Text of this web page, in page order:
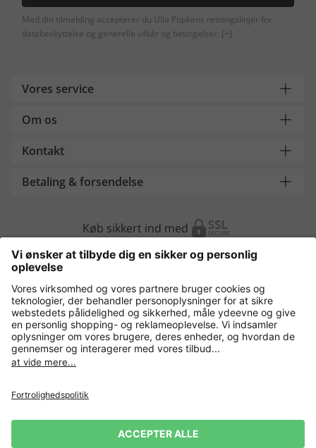
Med din tilmelding accepterer du Ulla Popkens retningslinjer for
databeskyttelse og generelle vilkår og betingelser. [+]
Vores service
Om os
Kontakt
Betaling & forsendelse
Køb sikkert ind med
Flere webshops
Danmark
Gør brug af fortrydelsesret
Virksomhedsinformation